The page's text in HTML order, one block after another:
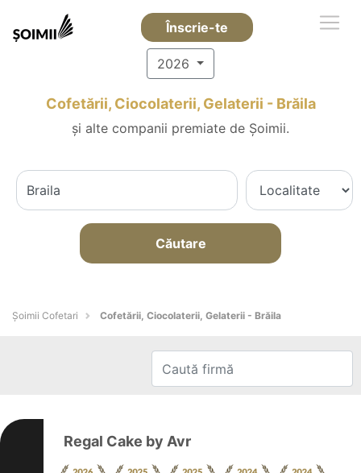
Înscrie-te
2026
Cofetării, Ciocolaterii, Gelaterii - Brăila
și alte companii premiate de Șoimii.
Căutare
Șoimii Cofetari Cofetării, Ciocolaterii, Gelaterii - Brăila
Regal Cake by Avr